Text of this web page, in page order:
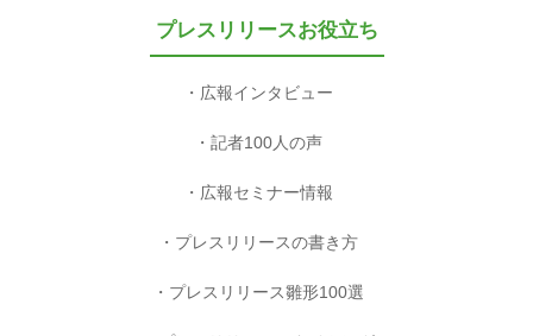
プレスリリースお役立ち
広報インタビュー
記者100人の声
広報セミナー情報
プレスリリースの書き方
プレスリリース雛形100選